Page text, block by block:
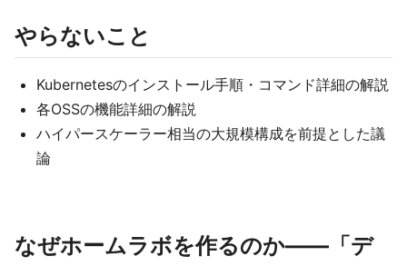
やらないこと
Kubernetesのインストール手順・コマンド詳細の解説
各OSSの機能詳細の解説
ハイパースケーラー相当の大規模構成を前提とした議
論
なぜホームラボを作るのか——「デ